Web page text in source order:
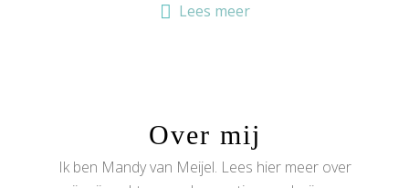
Lees meer
Over mij
Ik ben Mandy van Meijel. Lees hier meer over